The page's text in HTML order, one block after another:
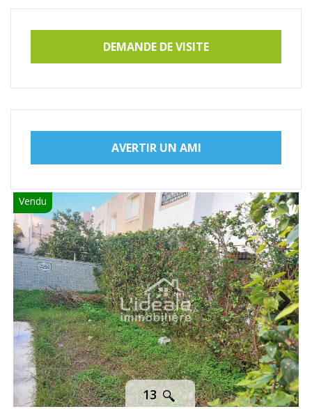
DEMANDE DE VISITE
AVERTIR UN AMI
Vendu
13
Next